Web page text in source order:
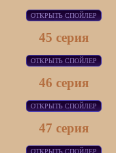
45 серия
46 серия
47 серия